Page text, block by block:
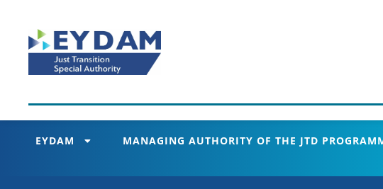
EYDAM MANAGING AUTHORITY OF THE JTD